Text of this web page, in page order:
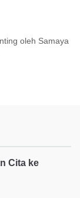
oleh Samaya
Cita ke